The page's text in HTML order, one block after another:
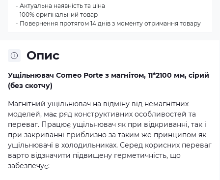
Опис
Ущільнювач Comeo Porte з магнітом, 11*2100 мм, сірий
(без скотчу)
Магнітний ущільнювач на відміну від немагнітних
моделей, має ряд конструктивних особливостей та
переваг. Працює ущільнювач як при відкриванні, так і
при закриванні приблизно за таким же принципом як
ущільнювачі в холодильниках. Серед корисних переваг
варто відзначити підвищену герметичність, що
забезпечує:
- Актуальна наявність та ціна
- 100% оригінальний товар
- Повернення протягом 14 днів з моменту отримання товару